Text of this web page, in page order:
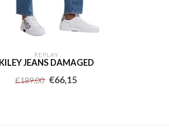
REPLAY
KILEY JEANS DAMAGED
€189,00 €66,15